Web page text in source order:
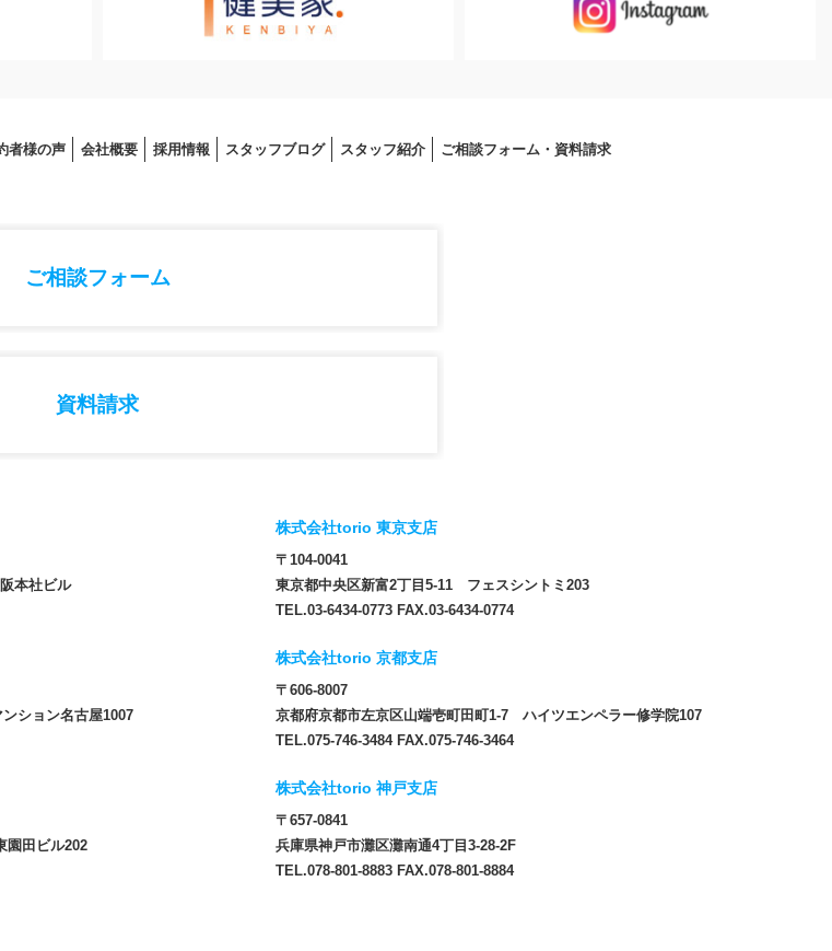
者様の声 会社概要 採⽤情報 スタッフブログ スタッフ紹介 ご相談フォーム・資料請求
ご相談フォーム
資料請求
本社ビル
株式会社torio 東京支店
〒104-0041
東京都中央区新富2丁目5-11 フェスシントミ203
TEL.03-6434-0773 FAX.03-6434-0774
ション名古屋1007
株式会社torio 京都支店
〒606-8007
京都府京都市左京区山端壱町田町1-7 ハイツエンペラー修学院107
TEL.075-746-3484 FAX.075-746-3464
田ビル202
株式会社torio 神戸支店
〒657-0841
兵庫県神戸市灘区灘南通4丁目3-28-2F
TEL.078-801-8883 FAX.078-801-8884